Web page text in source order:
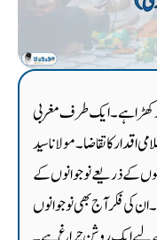
کھڑا ہے۔ ایک طرف مغربی
کا تقاضا۔ مولانا سید
کے ذریعے نوجوانوں کے
کی فکر آج بھی نوجوانوں